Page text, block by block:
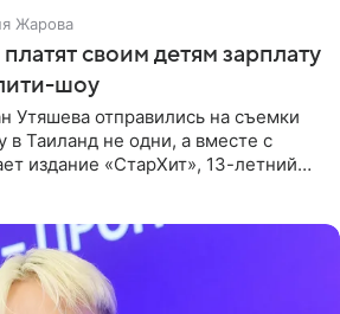
Жарова
своим детям зарплату
шоу
Утяшева отправились на съемки
в Таиланд не одни, а вместе с
издание «СтарХит», 13-летний